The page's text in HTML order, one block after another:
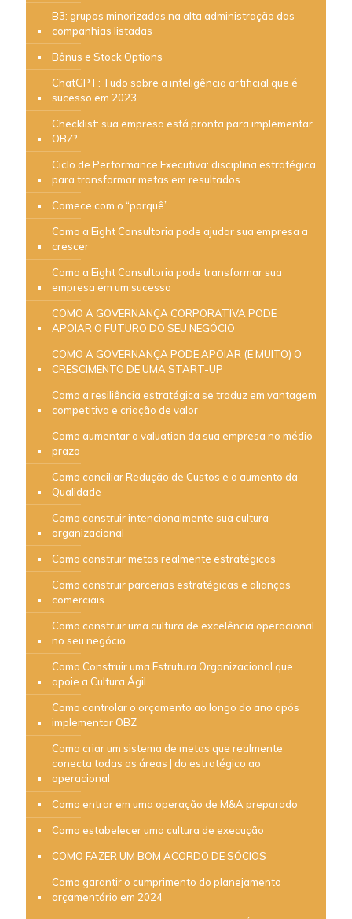
B3: grupos minorizados na alta administração das
companhias listadas
Bônus e Stock Options
ChatGPT: Tudo sobre a inteligência artificial que é
sucesso em 2023
Checklist: sua empresa está pronta para implementar
OBZ?
Ciclo de Performance Executiva: disciplina estratégica
para transformar metas em resultados
Comece com o “porquê”
Como a Eight Consultoria pode ajudar sua empresa a
crescer
Como a Eight Consultoria pode transformar sua
empresa em um sucesso
COMO A GOVERNANÇA CORPORATIVA PODE
APOIAR O FUTURO DO SEU NEGÓCIO
COMO A GOVERNANÇA PODE APOIAR (E MUITO) O
CRESCIMENTO DE UMA START-UP
Como a resiliência estratégica se traduz em vantagem
competitiva e criação de valor
Como aumentar o valuation da sua empresa no médio
prazo
Como conciliar Redução de Custos e o aumento da
Qualidade
Como construir intencionalmente sua cultura
organizacional
Como construir metas realmente estratégicas
Como construir parcerias estratégicas e alianças
comerciais
Como construir uma cultura de excelência operacional
no seu negócio
Como Construir uma Estrutura Organizacional que
apoie a Cultura Ágil
Como controlar o orçamento ao longo do ano após
implementar OBZ
Como criar um sistema de metas que realmente
conecta todas as áreas | do estratégico ao
operacional
Como entrar em uma operação de M&A preparado
Como estabelecer uma cultura de execução
COMO FAZER UM BOM ACORDO DE SÓCIOS
Como garantir o cumprimento do planejamento
orçamentário em 2024